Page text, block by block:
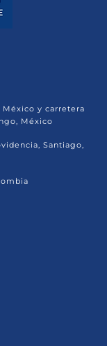
y carretera
México
Santiago,